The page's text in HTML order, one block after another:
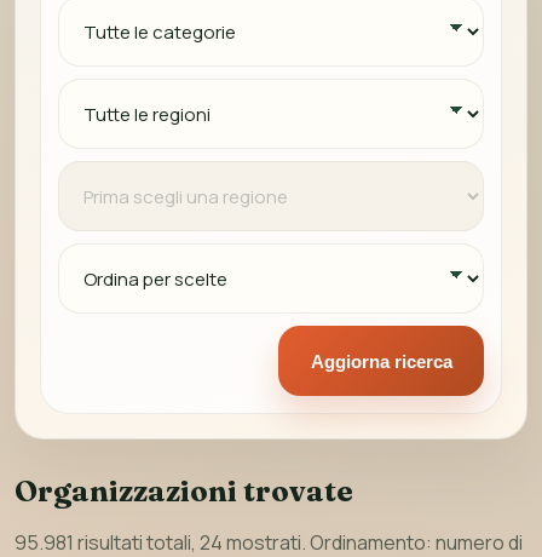
Aggiorna ricerca
Organizzazioni trovate
95.981 risultati totali, 24 mostrati. Ordinamento: numero di